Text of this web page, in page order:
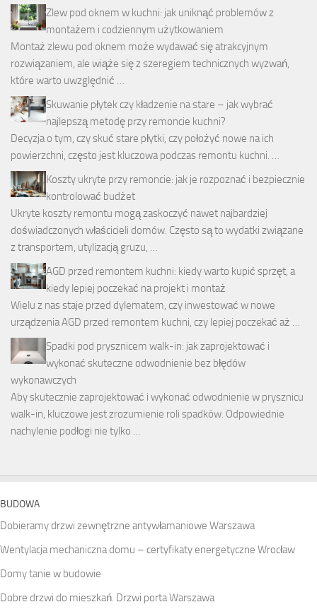
Zlew pod oknem w kuchni: jak uniknąć problemów z
montażem i codziennym użytkowaniem
Montaż zlewu pod oknem może wydawać się atrakcyjnym
rozwiązaniem, ale wiąże się z szeregiem technicznych wyzwań,
które warto uwzględnić …
Skuwanie płytek czy kładzenie na stare – jak wybrać
najlepszą metodę przy remoncie kuchni?
Decyzja o tym, czy skuć stare płytki, czy położyć nowe na ich
powierzchni, często jest kluczowa podczas remontu kuchni. …
Koszty ukryte przy remoncie: jak je rozpoznać i bezpiecznie
kontrolować budżet
Ukryte koszty remontu mogą zaskoczyć nawet najbardziej
doświadczonych właścicieli domów. Często są to wydatki związane
z transportem, utylizacją gruzu, …
AGD przed remontem kuchni: kiedy warto kupić sprzęt, a
kiedy lepiej poczekać na projekt i montaż
Wielu z nas staje przed dylematem, czy inwestować w nowe
urządzenia AGD przed remontem kuchni, czy lepiej poczekać aż …
Spadki pod prysznicem walk-in: jak zaprojektować i
wykonać skuteczne odwodnienie bez błędów
wykonawczych
Aby skutecznie zaprojektować i wykonać odwodnienie w prysznicu
walk-in, kluczowe jest zrozumienie roli spadków. Odpowiednie
nachylenie podłogi nie tylko …
BUDOWA
Dobieramy drzwi zewnętrzne antywłamaniowe Warszawa
Wentylacja mechaniczna domu – certyfikaty energetyczne Wrocław
Domy tanie w budowie
Dobre drzwi do mieszkań. Drzwi porta Warszawa